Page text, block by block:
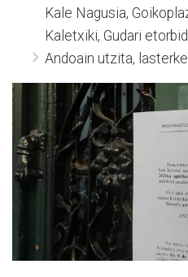
Kale Nagusia,
Kaletxiki, Gudari
Andoain utzita,